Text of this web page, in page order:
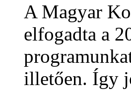
A Magyar
elfogadta a
illetően. Így